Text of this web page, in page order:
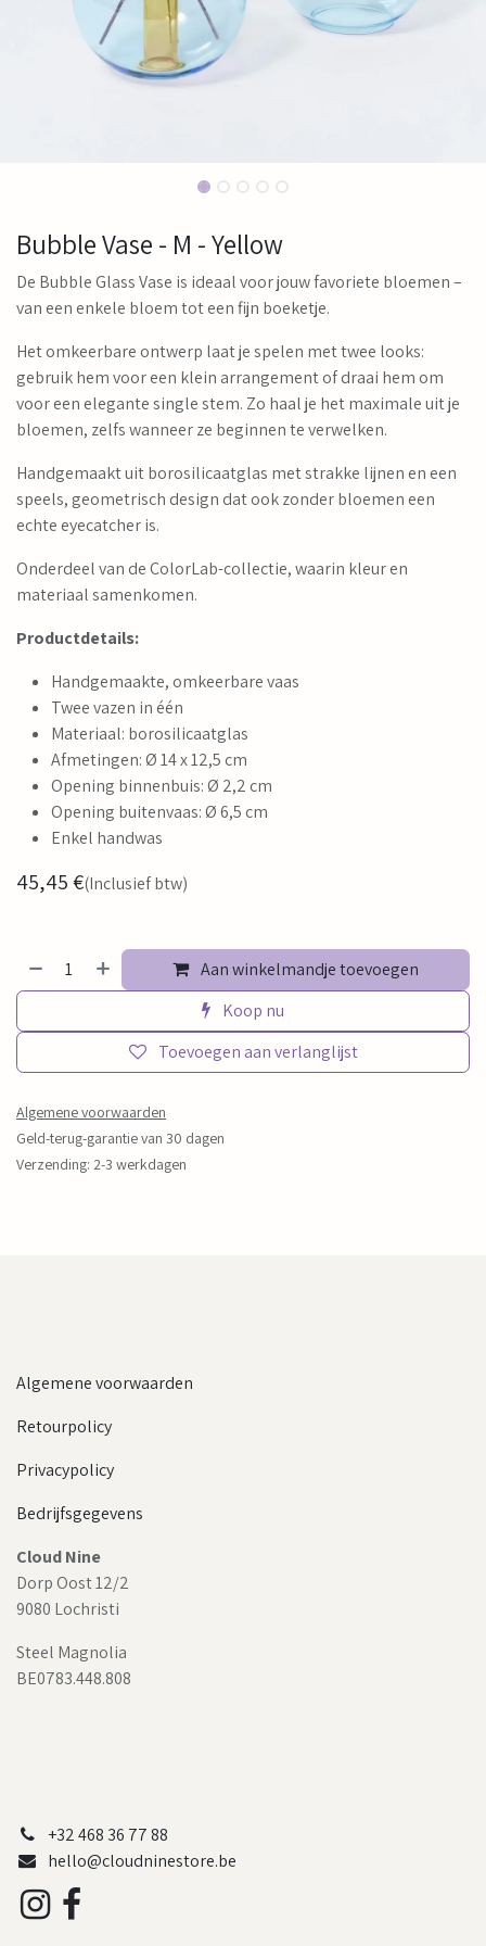
Bubble Vase - M - Yellow
De Bubble Glass Vase is ideaal voor jouw favoriete bloemen –
van een enkele bloem tot een fijn boeketje.
Het omkeerbare ontwerp laat je spelen met twee looks:
gebruik hem voor een klein arrangement of draai hem om
voor een elegante single stem. Zo haal je het maximale uit je
bloemen, zelfs wanneer ze beginnen te verwelken.
Handgemaakt uit borosilicaatglas met strakke lijnen en een
speels, geometrisch design dat ook zonder bloemen een
echte eyecatcher is.
Onderdeel van de ColorLab-collectie, waarin kleur en
materiaal samenkomen.
Productdetails:
Handgemaakte, omkeerbare vaas
Twee vazen in één
Materiaal: borosilicaatglas
Afmetingen: Ø 14 x 12,5 cm
Opening binnenbuis: Ø 2,2 cm
Opening buitenvaas: Ø 6,5 cm
Enkel handwas
45,45€(Inclusief btw)
Aan winkelmandje toevoegen
Koop nu
Toevoegen aan verlanglijst
Algemene voorwaarden
Geld-terug-garantie van 30 dagen
Verzending: 2-3 werkdagen
Algemene voorwaarden
Retourpolicy
Privacypolicy
Bedrijfsgegevens
Cloud Nine
Dorp Oost 12/2
9080 Lochristi
Steel Magnolia
BE0783.448.808
+32 468 36 77 88
hello@cloudninestore.be